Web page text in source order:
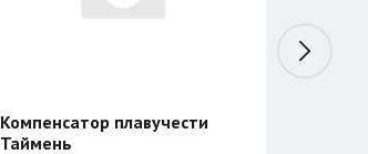
Компенсатор плавучести
Таймень